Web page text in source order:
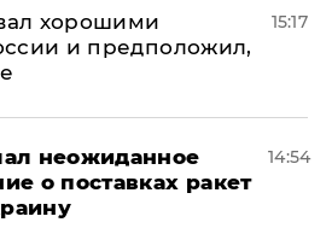
хорошими
и предположил,
15:17
неожиданное
о поставках ракет
14:54